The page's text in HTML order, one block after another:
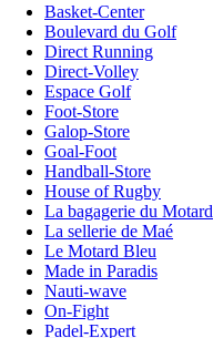
Basket-Center
Boulevard du Golf
Direct Running
Direct-Volley
Espace Golf
Foot-Store
Galop-Store
Goal-Foot
Handball-Store
House of Rugby
La bagagerie du Motard
La sellerie de Maé
Le Motard Bleu
Made in Paradis
Nauti-wave
On-Fight
Padel-Expert